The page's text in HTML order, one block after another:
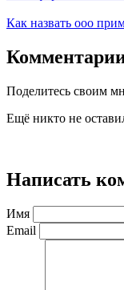
Как назвать ооо
Поделитесь своим
Ещё никто не
Написать
Имя
Email